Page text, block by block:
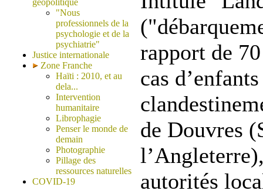
géopolitique
"Nous
professionnels de la
psychologie et de la
psychiatrie"
Justice internationale
Zone Franche
Haïti : 2010, et au
dela...
Intervention
humanitaire
Librophagie
Penser le monde de
demain
Photographie
Pillage des
ressources naturelles
COVID-19
rapport de
cas
de Douvres
autorités